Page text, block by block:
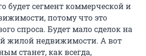
будет сегмент коммерческой и
потому что это
спроса. Будет мало сделок на
жилой недвижимости. А вот
станет, как всегда,